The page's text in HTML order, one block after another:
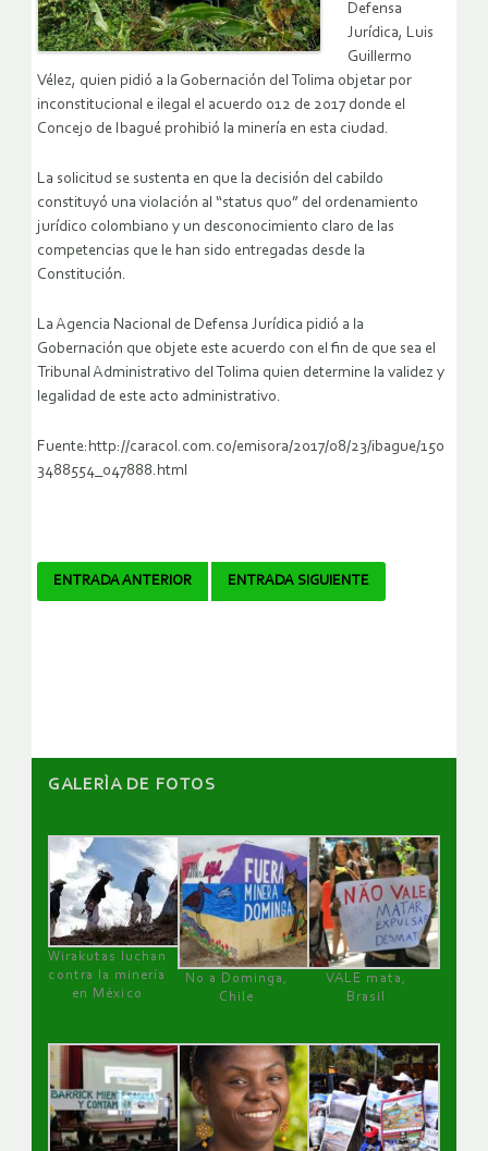
Defensa
Jurídica, Luis
Guillermo
Vélez, quien pidió a la Gobernación del Tolima objetar por
inconstitucional e ilegal el acuerdo 012 de 2017 donde el
Concejo de Ibagué prohibió la minería en esta ciudad.
La solicitud se sustenta en que la decisión del cabildo
constituyó una violación al “status quo” del ordenamiento
jurídico colombiano y un desconocimiento claro de las
competencias que le han sido entregadas desde la
Constitución.
La Agencia Nacional de Defensa Jurídica pidió a la
Gobernación que objete este acuerdo con el fin de que sea el
Tribunal Administrativo del Tolima quien determine la validez y
legalidad de este acto administrativo.
Fuente:http://caracol.com.co/emisora/2017/08/23/ibague/150
3488554_047888.html
Navegador
ENTRADA ANTERIOR ENTRADA SIGUIENTE
GALERÌA DE FOTOS
Wirakutas luchan
contra la minería
en México
No a Dominga,
Chile
VALE mata,
Brasil